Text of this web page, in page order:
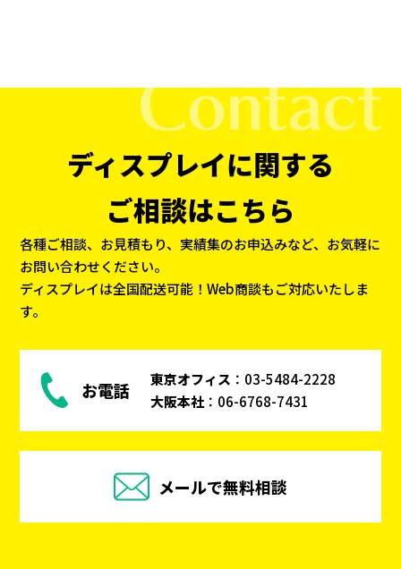
ディスプレイに関する
ご相談はこちら
各種ご相談、お見積もり、実績集のお申込みなど、お気軽に
お問い合わせください。
ディスプレイは全国配送可能！Web商談もご対応いたしま
す。
お電話 東京オフィス ： 03-5484-2228
大阪本社： 06-6768-7431
メールで無料相談